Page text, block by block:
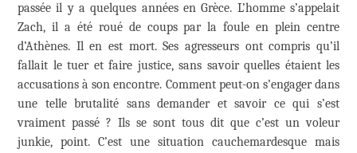
passée il y a quelques années en Grèce. L’homme s’appelait
Zach, il a été roué de coups par la foule en plein centre
d’Athènes. Il en est mort. Ses agresseurs ont compris qu’il
fallait le tuer et faire justice, sans savoir quelles étaient les
accusations à son encontre. Comment peut-on s’engager dans
une telle brutalité sans demander et savoir ce qui s’est
vraiment passé ? Ils se sont tous dit que c’est un voleur
junkie, point. C’est une situation cauchemardesque mais